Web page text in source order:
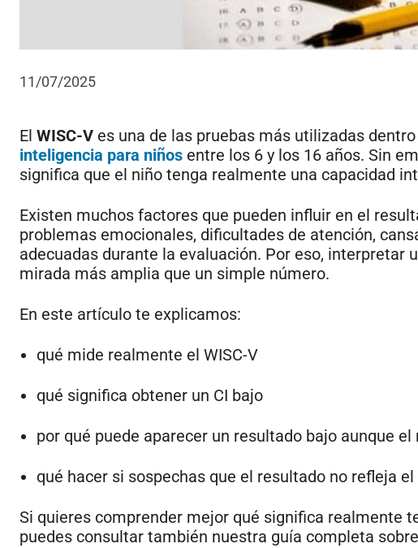
11/07/2025
El WISC-V es una de las pruebas más utilizadas
inteligencia para niños entre los 6 y los 16 años. Sin
significa que el niño tenga realmente una capacidad
Existen muchos factores que pueden influir en el
problemas emocionales, dificultades de atención,
adecuadas durante la evaluación. Por eso, interpretar
mirada más amplia que un simple número.
En este artículo te explicamos:
qué mide realmente el WISC-V
qué significa obtener un CI bajo
por qué puede aparecer un resultado bajo aunque
qué hacer si sospechas que el resultado no refleja
Si quieres comprender mejor qué significa realmente
puedes consultar también nuestra guía completa